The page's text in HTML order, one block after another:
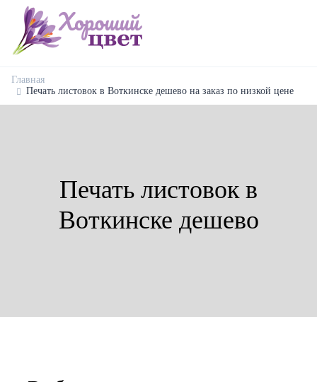
Главная
Печать листовок в Воткинске дешево на заказ по низкой цене
Печать листовок в
Воткинске дешево